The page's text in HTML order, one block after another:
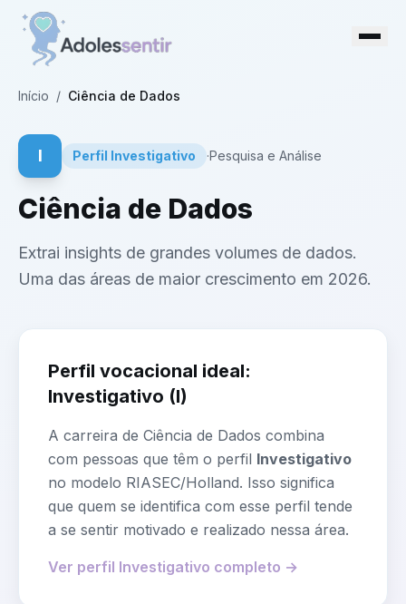
Início / Ciência de Dados
I Perfil Investigativo ·Pesquisa e Análise
Ciência de Dados
Extrai insights de grandes volumes de dados.
Uma das áreas de maior crescimento em 2026.
Perfil vocacional ideal:
Investigativo (I)
A carreira de Ciência de Dados combina
com pessoas que têm o perfil Investigativo
no modelo RIASEC/Holland. Isso significa
que quem se identifica com esse perfil tende
a se sentir motivado e realizado nessa área.
Ver perfil Investigativo completo →